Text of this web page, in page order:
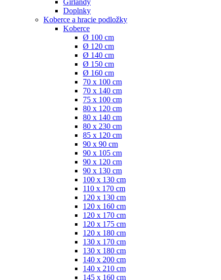
Girlandy
Doplnky
Koberce a hracie podložky
Koberce
Ø 100 cm
Ø 120 cm
Ø 140 cm
Ø 150 cm
Ø 160 cm
70 x 100 cm
70 x 140 cm
75 x 100 cm
80 x 120 cm
80 x 140 cm
80 x 230 cm
85 x 120 cm
90 x 90 cm
90 x 105 cm
90 x 120 cm
90 x 130 cm
100 x 130 cm
110 x 170 cm
120 x 130 cm
120 x 160 cm
120 x 170 cm
120 x 175 cm
120 x 180 cm
130 x 170 cm
130 x 180 cm
140 x 200 cm
140 x 210 cm
145 x 160 cm